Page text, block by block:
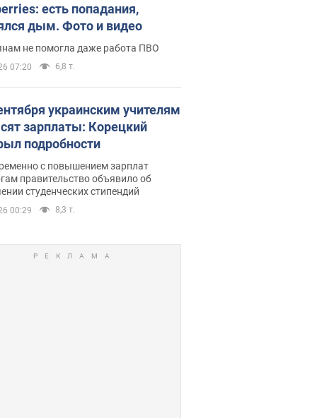
есть попадания,
дым. Фото и видео
не помогла даже работа ПВО
07:20 6,8 т.
украинским учителям
зарплаты: Корецкий
подробности
с повышением зарплат
правительство объявило об
студенческих стипендий
00:29 8,3 т.